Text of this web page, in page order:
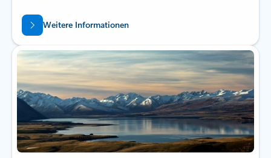
Weitere Informationen